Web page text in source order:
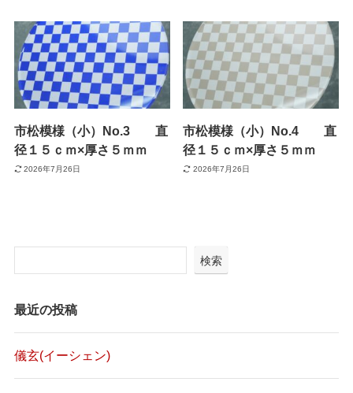
市松模様（小）No.3 直
径１５ｃｍ×厚さ５ｍｍ
2026年7月26日
市松模様（小）No.4 直
径１５ｃｍ×厚さ５ｍｍ
2026年7月26日
検索
最近の投稿
儀玄(イーシェン)